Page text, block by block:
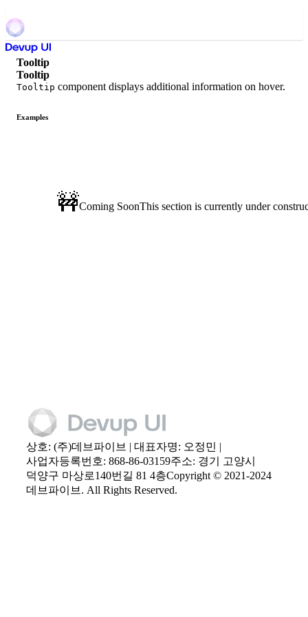
Tooltip
Tooltip
Tooltip component displays additional information on hover.
Examples
🚧Coming SoonThis section is currently under
상호: (주)데브파이브 | 대표자명: 오정민 |
사업자등록번호: 868-86-03159주소: 경기 고양시
덕양구 마상로140번길 81 4층Copyright © 2021-2024
데브파이브. All Rights Reserved.